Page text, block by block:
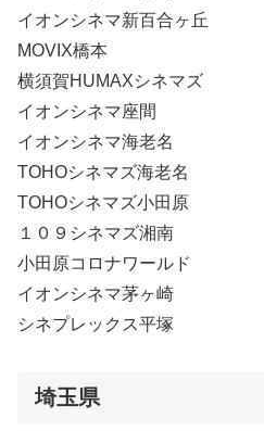
イオンシネマ新百合ヶ丘
MOVIX橋本
横須賀HUMAXシネマズ
イオンシネマ座間
イオンシネマ海老名
TOHOシネマズ海老名
TOHOシネマズ小田原
１０９シネマズ湘南
小田原コロナワールド
イオンシネマ茅ヶ崎
シネプレックス平塚
埼玉県